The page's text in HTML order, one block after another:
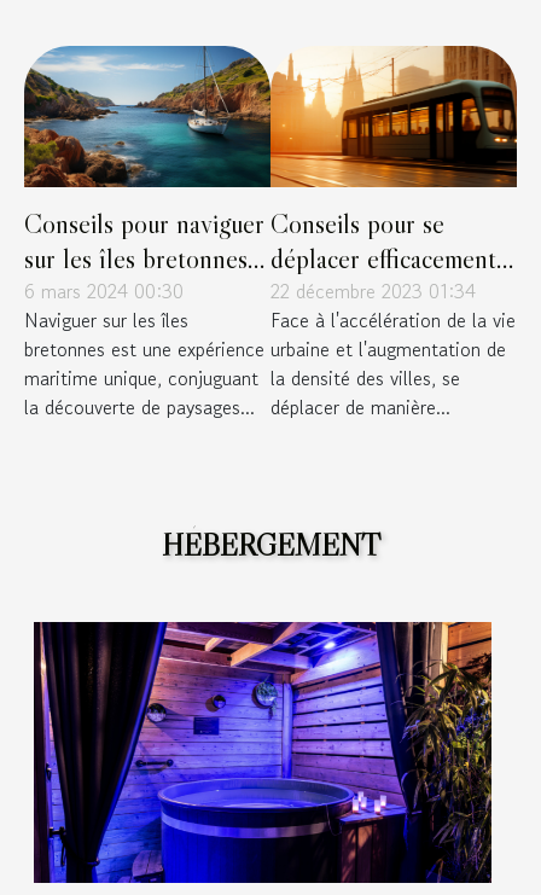
Conseils pour naviguer
sur les îles bretonnes
en bateau
6 mars 2024 00:30
Naviguer sur les îles
bretonnes est une expérience
maritime unique, conjuguant
la découverte de paysages...
Conseils pour se
déplacer efficacement
en milieu urbain
22 décembre 2023 01:34
Face à l'accélération de la vie
urbaine et l'augmentation de
la densité des villes, se
déplacer de manière...
HÉBERGEMENT